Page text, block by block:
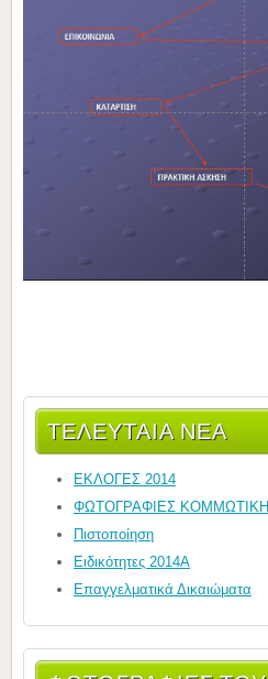
ΤΕΛΕΥΤΑΊΑ ΝΈΑ
ΕΚΛΟΓΕΣ 2014
ΦΩΤΟΓΡΑΦΙΕΣ
Πιστοποίηση
Ειδικότητες 2014Α
Επαγγελματικά Δικαιώματα